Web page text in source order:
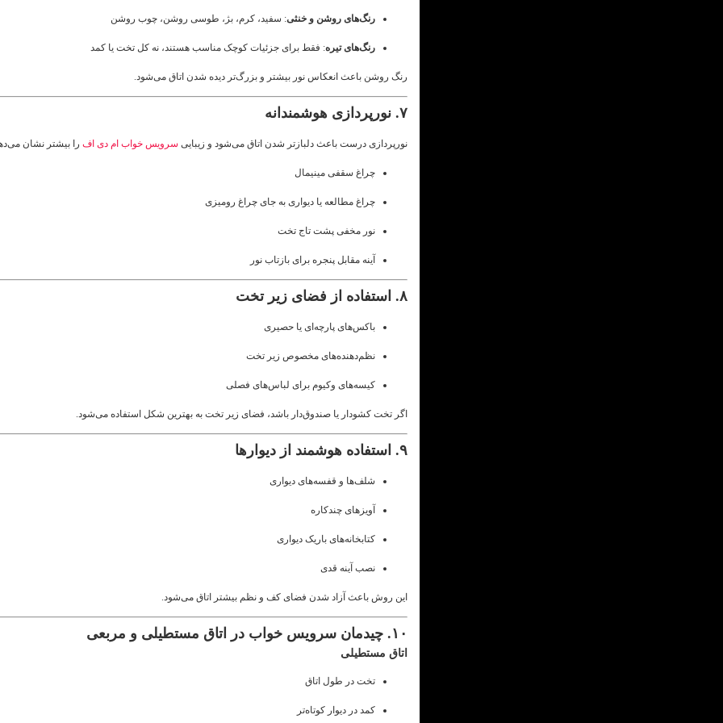
رنگ‌های روشن و خنثی: سفید، کرم، بژ، طوسی روشن، چوب روشن
رنگ‌های تیره: فقط برای جزئیات کوچک مناسب هستند، نه کل تخت یا کمد
رنگ روشن باعث انعکاس نور بیشتر و بزرگ‌تر دیده شدن اتاق می‌شود.
۷. نورپردازی هوشمندانه
نورپردازی درست باعث دلبازتر شدن اتاق می‌شود و زیبایی سرویس خواب ام دی اف را بیشتر نشان
چراغ سقفی مینیمال
چراغ مطالعه یا دیواری به جای چراغ رومیزی
نور مخفی پشت تاج تخت
آینه مقابل پنجره برای بازتاب نور
۸. استفاده از فضای زیر تخت
باکس‌های پارچه‌ای یا حصیری
نظم‌دهنده‌های مخصوص زیر تخت
کیسه‌های وکیوم برای لباس‌های فصلی
اگر تخت کشودار یا صندوق‌دار باشد، فضای زیر تخت به بهترین شکل استفاده می‌شود.
۹. استفاده هوشمند از دیوارها
شلف‌ها و قفسه‌های دیواری
آویزهای چندکاره
کتابخانه‌های باریک دیواری
نصب آینه قدی
این روش باعث آزاد شدن فضای کف و نظم بیشتر اتاق می‌شود.
۱۰. چیدمان سرویس خواب در اتاق مستطیلی و مربعی
اتاق مستطیلی
تخت در طول اتاق
کمد در دیوار کوتاه‌تر